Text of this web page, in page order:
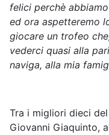
felici perchè
ed ora aspetteremo
giocare un trofeo
vederci quasi alla
naviga, alla mia
Tra i migliori dieci
Giovanni Giaquinto,